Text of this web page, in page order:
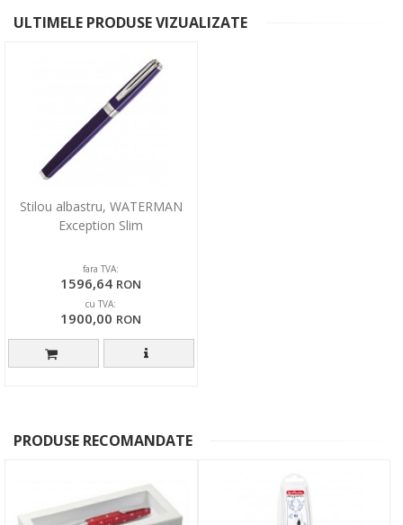
ULTIMELE PRODUSE VIZUALIZATE
Stilou albastru, WATERMAN
Exception Slim
fara TVA:
1596,64 RON
cu TVA:
1900,00 RON
PRODUSE RECOMANDATE